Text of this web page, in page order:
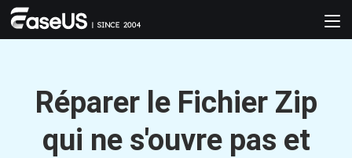
Réparer le Fichier Zip
qui ne s'ouvre pas et